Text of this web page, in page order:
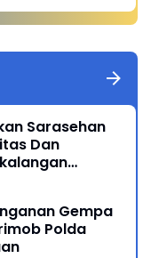
Sarasehan
Dan
Gempa
Polda